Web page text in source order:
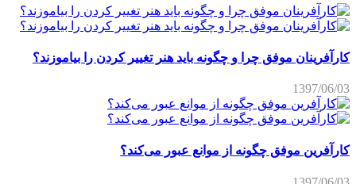
کارآفرینان موفق چرا و چگونه باید هنر تغییر کردن را بیاموزند؟
1397/06/03
کارآفرین موفق چگونه از موانع عبور می‌کند؟